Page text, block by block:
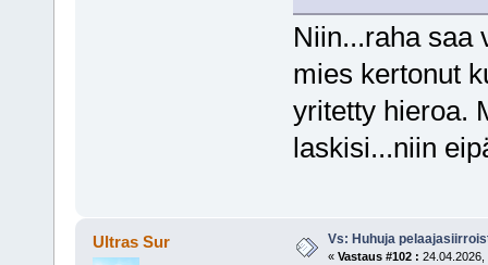
Niin...raha saa
mies kertonut
yritetty hieroa.
laskisi...niin
Ultras Sur Vs: Huhuja
« Vastaus #102 : 24.04.2026,